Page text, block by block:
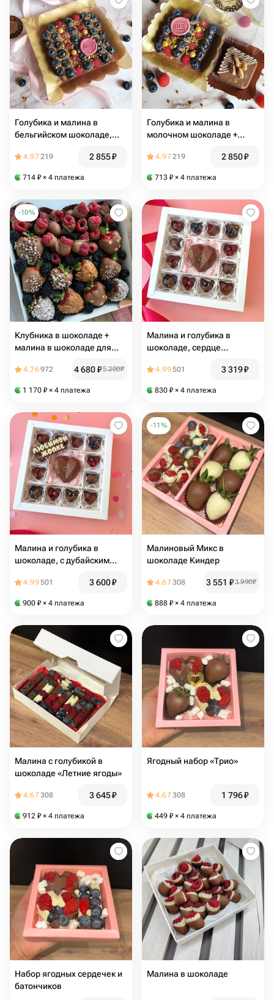
Голубика и малина в
бельгийском шоколаде,
4.97219 2 855₽
714 ₽ × 4 платежа
Голубика и малина в
молочном шоколаде +
подарочный набор
4.97219 2 850₽
713 ₽ × 4 платежа
-10%
Клубника в шоколаде +
малина в шоколаде для
4.76972 4 680₽5 200₽
1 170 ₽ × 4 платежа
Малина и голубика в
шоколаде, сердце
подарок любимой, маме
4.99501 3 319₽
830 ₽ × 4 платежа
Малина и голубика в
шоколаде, с дубайским
4.99501 3 600₽
900 ₽ × 4 платежа
-11 %
Малиновый Микс в
шоколаде Киндер
4.67308 3 551 ₽3 990₽
888 ₽ × 4 платежа
Малина с голубикой в
шоколаде «Летние ягоды»
4.67308 3 645₽
912 ₽ × 4 платежа
Ягодный набор «Трио»
4.67308 1 796₽
449 ₽ × 4 платежа
Набор ягодных сердечек и
батончиков
Малина в шоколаде